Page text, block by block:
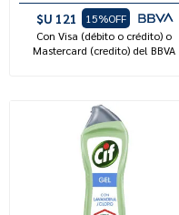
$U 121
15%OFF
Con Visa (débito o crédito) o
Mastercard (credito) del BBVA